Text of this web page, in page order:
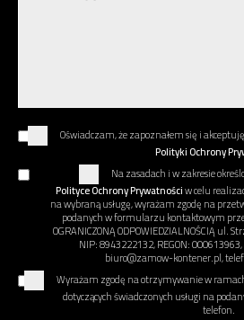
Oświadczam, że zapoznałem się i
Polityki Ochrony
Na zasadach i w zakresie
Polityce Ochrony Prywatnościw celu
na wybraną usługę, wyrażam zgodę na
podanych w formularzu kontaktowym
OGRANICZONĄ ODPOWIEDZIALNOŚCIĄ ul.
NIP: 8943222132, REGON:
biuro@zamow-kontener.pl,
Wyrażam zgodę na otrzymywanie w
dotyczących świadczonych usługi na
telefon.